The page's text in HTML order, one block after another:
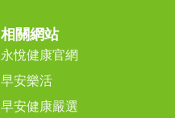
相關網站
永悅健康官網
早安樂活
早安健康嚴選